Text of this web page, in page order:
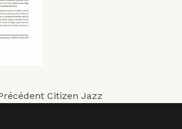
Article
Citizen Jazz